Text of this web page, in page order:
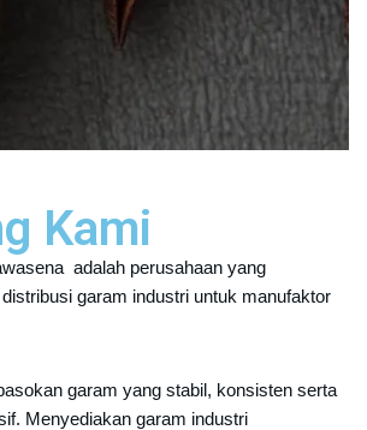
Kami
adalah perusahaan yang
garam industri untuk manufaktor
garam yang stabil, konsisten serta
Menyediakan garam industri